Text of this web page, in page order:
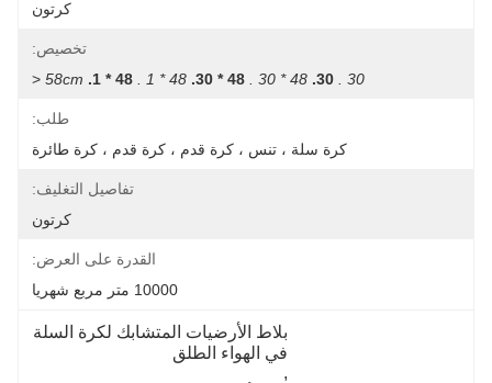
كرتون
تخصيص:
30 .
30.
48 * 30 .
48 * 30.
48 * 1 .
48 * 1.
58cm
<
طلب:
كرة سلة ، تنس ، كرة قدم ، كرة قدم ، كرة طائرة
تفاصيل التغليف:
كرتون
القدرة على العرض:
10000 متر مربع شهريا
بلاط الأرضيات المتشابك لكرة السلة
في الهواء الطلق
,